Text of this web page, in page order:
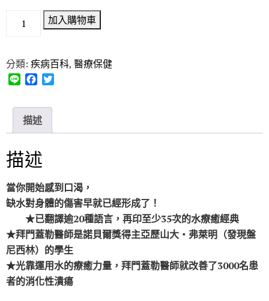
加入購物車
分類: 疾病百科, 醫療保健
e
e
b
o
k
描述
描述
當你開始感到口渴，
缺水對身體的傷害早就已經形成了！
★已翻譯逾20種語言，再印至少35次的水療癒經典
★拜門蓋勒醫師是諾貝爾獎得主亞歷山大‧弗萊明（發現盤
尼西林）的學生
★光靠運用水的療癒力量，拜門蓋勒醫師就改善了3000名患
者的消化性潰瘍